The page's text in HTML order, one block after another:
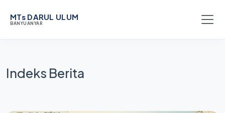
MTs DARUL ULUM
BANYUANYAR
Indeks Berita